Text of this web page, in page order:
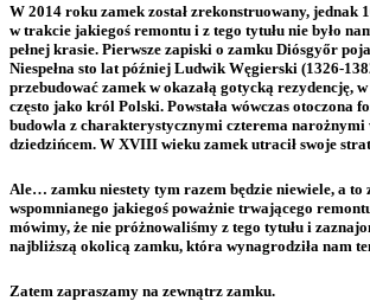
W 2014 roku zamek został zrekonstruowany, jednak
w trakcie jakiegoś remontu i z tego tytułu nie było
pełnej krasie. Pierwsze zapiski o zamku Diósgyőr
Niespełna sto lat później Ludwik Węgierski (1326-
przebudować zamek w okazałą gotycką rezydencję,
często jako król Polski. Powstała wówczas otoczona
budowla z charakterystycznymi czterema narożnymi
dziedzińcem. W XVIII wieku zamek utracił swoje
Ale… zamku niestety tym razem będzie niewiele, a to
wspomnianego jakiegoś poważnie trwającego
mówimy, że nie próżnowaliśmy z tego tytułu i
najbliższą okolicą zamku, która wynagrodziła nam
Zatem zapraszamy na zewnątrz zamku.